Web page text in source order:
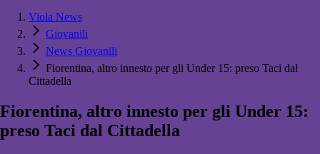
Viola News
Giovanili
News Giovanili
Fiorentina, altro innesto per gli Under 15: preso Taci dal
Cittadella
Fiorentina, altro innesto per gli Under 15:
preso Taci dal Cittadella